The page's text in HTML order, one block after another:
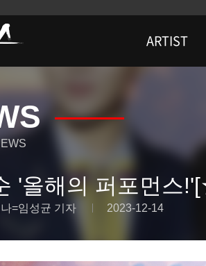
ARTIST
'올해의 퍼포먼스
=임성균 기자 2023-12-14